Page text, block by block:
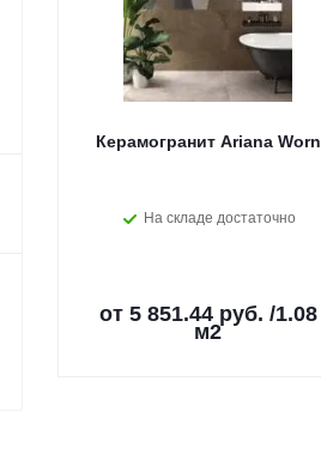
Керамогранит Ariana Worn
На складе достаточно
от 5 851.44 руб. /1.08
м2